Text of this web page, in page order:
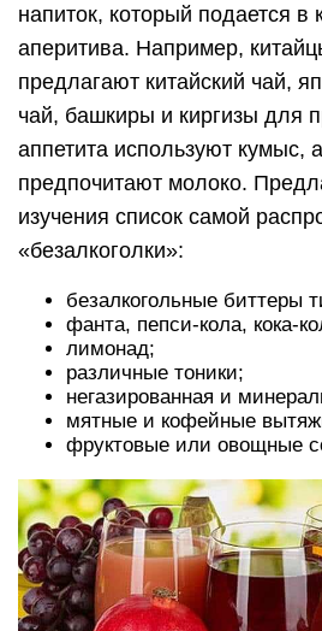
напиток, который подается в
аперитива. Например,
предлагают китайский чай,
чай, башкиры и киргизы для
аппетита используют кумыс,
предпочитают молоко.
изучения список самой
«безалкоголки»:
безалкогольные биттеры
фанта, пепси-кола, кока-
лимонад;
различные тоники;
негазированная и
мятные и кофейные
фруктовые или овощные